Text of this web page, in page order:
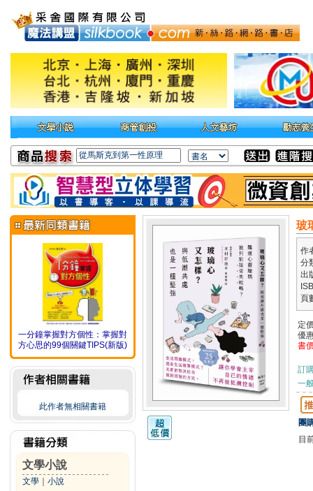
一分鐘掌握對方個性：掌握對
方心思的99個關鍵TIPS(新版)
此作者無相關書籍
文學小說
文學 小說
玻
作
分
出
頁
定
優
書
訂
一
團
目